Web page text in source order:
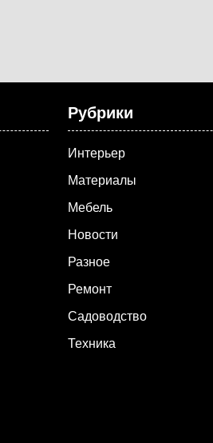
Рубрики
Интерьер
Материалы
Мебель
Новости
Разное
Ремонт
Садоводство
Техника